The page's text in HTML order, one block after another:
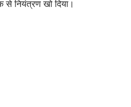
नियंत्रण खो दिया।